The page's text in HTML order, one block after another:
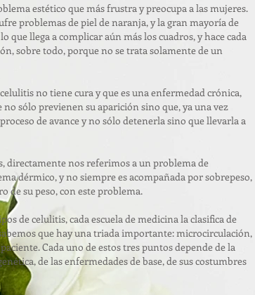
estético que más frustra y preocupa a las mujeres.
problemas de piel de naranja, y la gran mayoría de
que llega a complicar aún más los cuadros, y hace cada
sobre todo, porque no se trata solamente de un
celulitis no tiene cura y que es una enfermedad crónica,
sólo previenen su aparición sino que, ya una vez
de avance y no sólo detenerla sino que llevarla a
directamente nos referimos a un problema de
dérmico, y no siempre es acompañada por sobrepeso,
de su peso, con este problema.
de celulitis, cada escuela de medicina la clasifica de
que hay una triada importante: microcirculación,
Cada uno de estos tres puntos depende de la
de las enfermedades de base, de sus costumbres